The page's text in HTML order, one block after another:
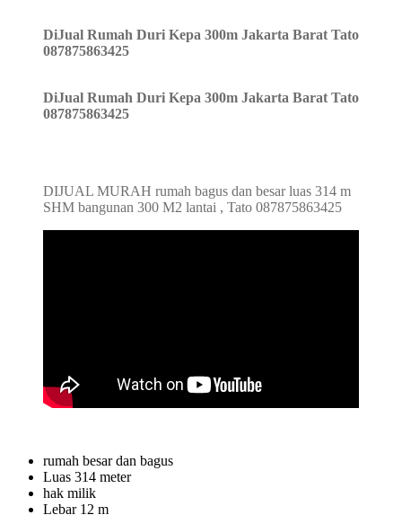
DiJual Rumah Duri Kepa 300m Jakarta Barat Tato
087875863425
DiJual Rumah Duri Kepa 300m Jakarta Barat Tato
087875863425
DIJUAL MURAH rumah bagus dan besar luas 314 m
SHM bangunan 300 M2 lantai , Tato 087875863425
rumah besar dan bagus
Luas 314 meter
hak milik
Lebar 12 m